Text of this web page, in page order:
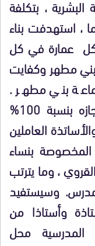
البشرية ، بتكلفة
بـ :3.390.747 درهما ، استهدفت بناء
عمارة في كل
مطهر وكفايت
بني مطهر .
ويستهدف المشروع الذي تم إنجازه بنسبة 100%
العاملين
بنساء
، وما يترتب
وسيستفيد
المذكورة 61 أستاذة وأستاذا من
المدرسية محل